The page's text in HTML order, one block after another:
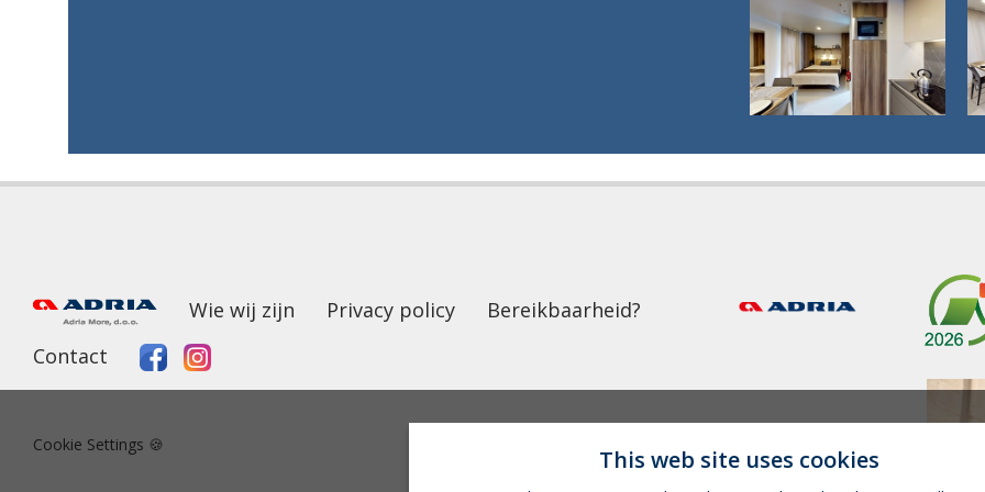
Wie wij zijn Privacy policy
Bereikbaarheid?
Contact
Cookie Settings 🍪
This web site uses cookies